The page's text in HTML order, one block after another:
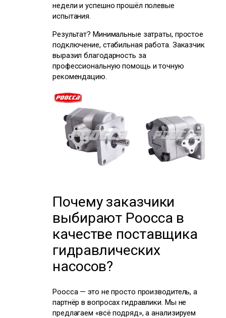
недели и успешно прошёл полевые
испытания.
Результат? Минимальные затраты, простое
подключение, стабильная работа. Заказчик
выразил благодарность за
профессиональную помощь и точную
рекомендацию.
Почему заказчики
выбирают Poocca в
качестве поставщика
гидравлических
насосов?
Poocca — это не просто производитель, а
партнёр в вопросах гидравлики. Мы не
предлагаем «всё подряд», а анализируем